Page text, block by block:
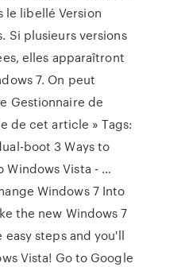
le libellé Version
Si plusieurs versions
elles apparaîtront
7. On peut
Gestionnaire de
de cet article » Tags:
boot 3 Ways to
Windows Vista - …
Windows 7 Into
the new Windows 7
steps and you'll
Vista! Go to Google